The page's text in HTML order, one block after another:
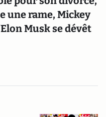
une rame, Mickey
Musk se dévêt